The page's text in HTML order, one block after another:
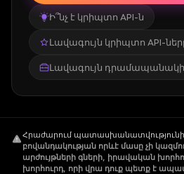
Ի՞նչ է կրիպտո API-ն
Լավագույն կրիպտո API-
Լավագույն դրամապանակի
Հրաժարում
բովանդակության որևէ մասը չի
արժույթների գների, իրավական
խորհուրդ, որի վրա դուք պետք է